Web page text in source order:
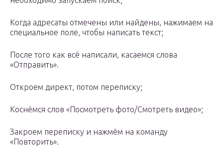
Когда адресаты отмечены или найдены, нажимаем на
специальное поле, чтобы написать текст;
После того как всё написали, касаемся слова
«Отправить».
Откроем директ, потом переписку;
Коснёмся слов «Посмотреть фото/Смотреть видео»;
Закроем переписку и нажмём на команду
«Повторить».